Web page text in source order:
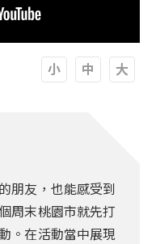
朋友，也能感受到
周末桃園市就先打
。在活動當中展現